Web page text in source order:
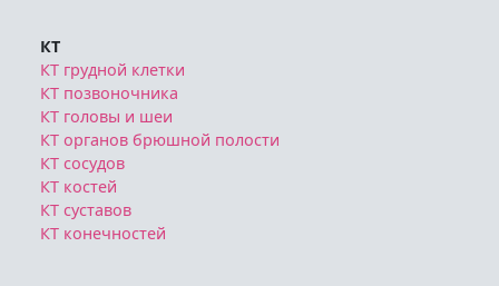
КТ
КТ грудной клетки
КТ позвоночника
КТ головы и шеи
КТ органов брюшной полости
КТ сосудов
КТ костей
КТ суставов
КТ конечностей